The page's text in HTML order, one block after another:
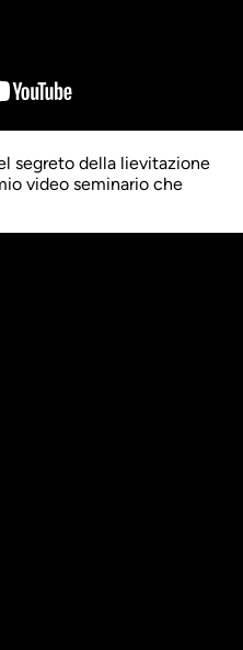
segreto della lievitazione
video seminario che